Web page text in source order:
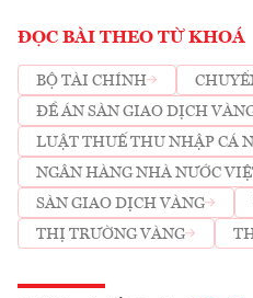
ĐỌC BÀI THEO TỪ KHOÁ
BỘ TÀI CHÍNH
ĐỀ ÁN SÀN GIAO DỊCH
LUẬT THUẾ THU NHẬP CÁ
NGÂN HÀNG NHÀ NƯỚC
SÀN GIAO DỊCH VÀNG
THỊ TRƯỜNG VÀNG